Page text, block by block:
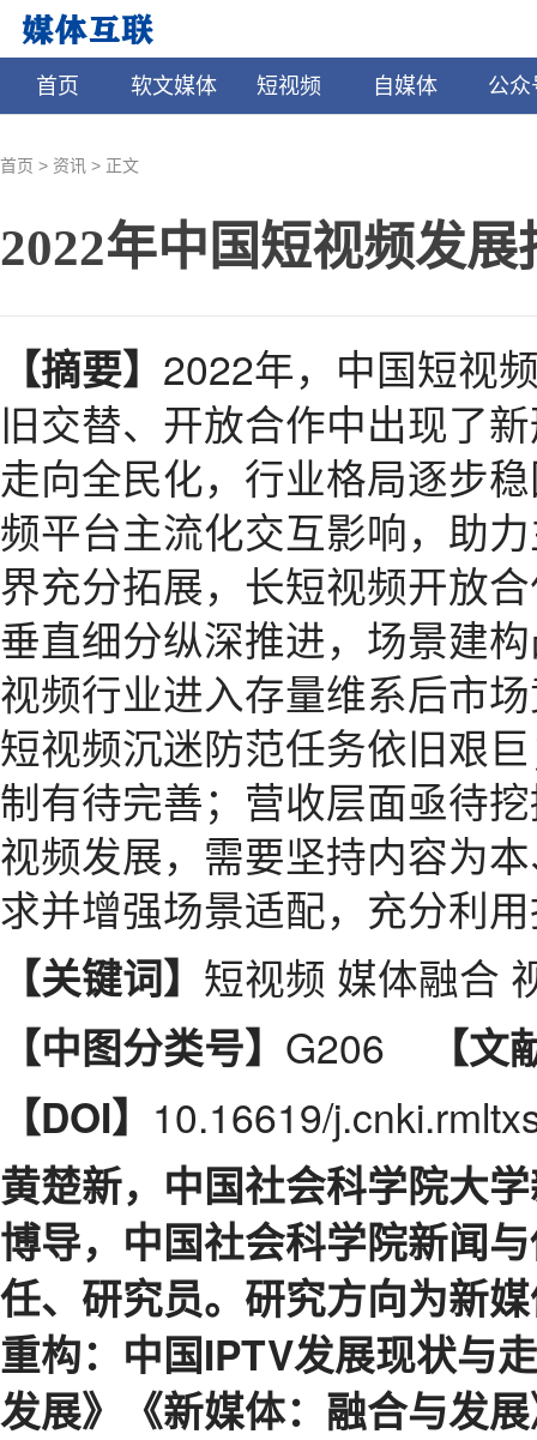
首页 软文媒体 短视频 自媒体 公众
首页 > 资讯 > 正文
2022年中国短视频发展
【摘要】 2022年，中国短视
旧交替、开放合作中出现了
走向全民化，行业格局逐步
频平台主流化交互影响，助
界充分拓展，长短视频开放
垂直细分纵深推进，场景建
视频行业进入存量维系后市
短视频沉迷防范任务依旧艰
制有待完善；营收层面亟待
视频发展，需要坚持内容为
求并增强场景适配，充分利
【关键词】 短视频 媒体融合
【中图分类号】 G206
【
【DOI】 10.16619/
黄楚新，中国社会科学院大
博导，中国社会科学院新闻
任、研究员。研究方向为新
重构：中国IPTV发展现状与
发展》《新媒体：融合与发